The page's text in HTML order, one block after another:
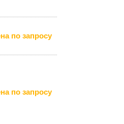
по запросу
по запросу